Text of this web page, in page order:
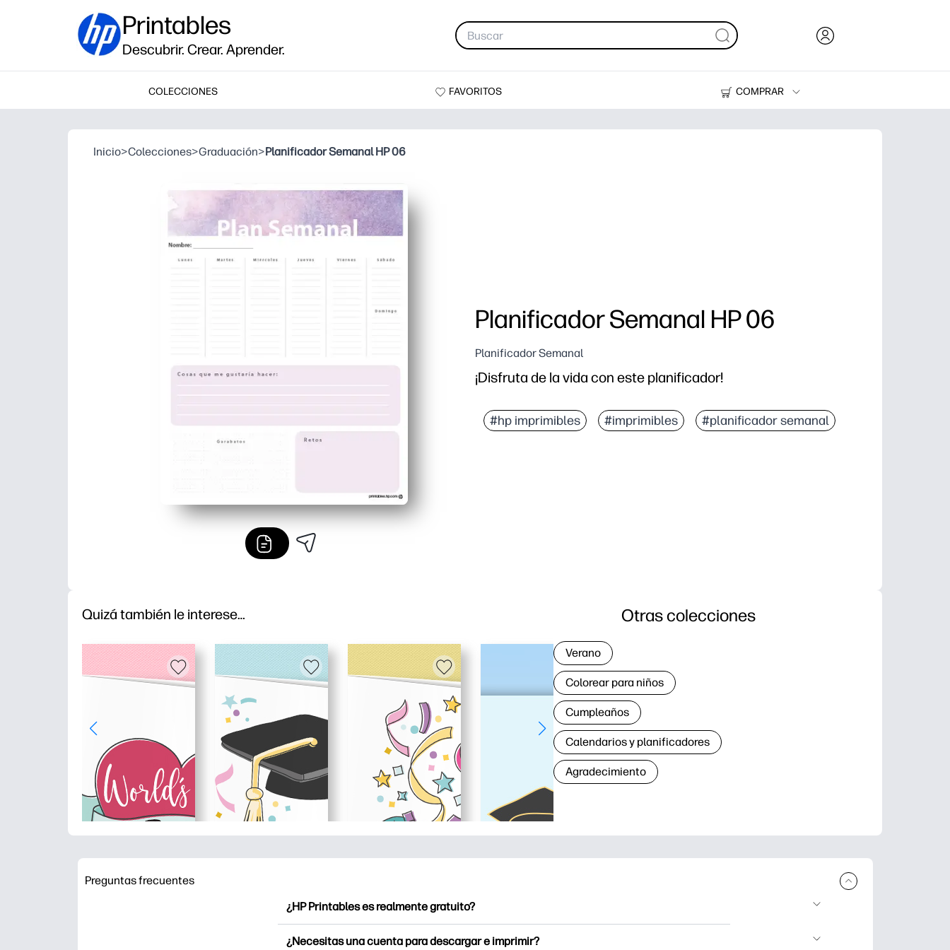
Printables
Descubrir. Crear. Aprender.
COLECCIONES FAVORITOS
COMPRAR
Impresoras
Inicio>Colecciones>Graduación>Planificador Semanal HP 06
Planificador Semanal HP 06
Planificador Semanal
¡Disfruta de la vida con este planificador!
#hp imprimibles #imprimibles #planificador semanal
Quizá también le interese… Otras colecciones
Verano
Colorear para niños
Cumpleaños
Calendarios y planificadores
Agradecimiento
Preguntas frecuentes
¿HP Printables es realmente gratuito?
¿Necesitas una cuenta para descargar e imprimir?